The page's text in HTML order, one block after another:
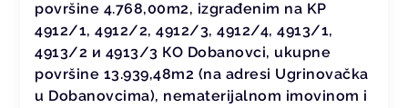
površine 4.768,00m2, izgrađenim na KP
4912/1, 4912/2, 4912/3, 4912/4, 4913/1,
4913/2 и 4913/3 КО Dobanovci, ukupne
površine 13.939,48m2 (na adresi Ugrinovačka
u Dobanovcima), nematerijalnom imovinom i